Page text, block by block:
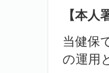
【本
当健保
の運用